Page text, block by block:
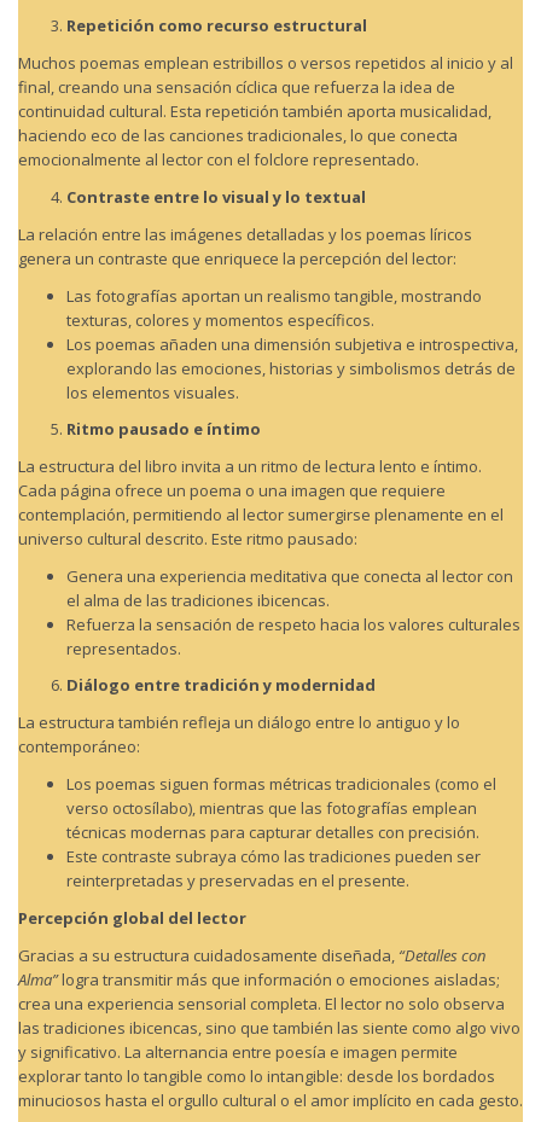
Repetición como recurso estructural
Muchos poemas emplean estribillos o versos repetidos al inicio y al
final, creando una sensación cíclica que refuerza la idea de
continuidad cultural. Esta repetición también aporta musicalidad,
haciendo eco de las canciones tradicionales, lo que conecta
emocionalmente al lector con el folclore representado.
Contraste entre lo visual y lo textual
La relación entre las imágenes detalladas y los poemas líricos
genera un contraste que enriquece la percepción del lector:
Las fotografías aportan un realismo tangible, mostrando
texturas, colores y momentos específicos.
Los poemas añaden una dimensión subjetiva e introspectiva,
explorando las emociones, historias y simbolismos detrás de
los elementos visuales.
Ritmo pausado e íntimo
La estructura del libro invita a un ritmo de lectura lento e íntimo.
Cada página ofrece un poema o una imagen que requiere
contemplación, permitiendo al lector sumergirse plenamente en el
universo cultural descrito. Este ritmo pausado:
Genera una experiencia meditativa que conecta al lector con
el alma de las tradiciones ibicencas.
Refuerza la sensación de respeto hacia los valores culturales
representados.
Diálogo entre tradición y modernidad
La estructura también refleja un diálogo entre lo antiguo y lo
contemporáneo:
Los poemas siguen formas métricas tradicionales (como el
verso octosílabo), mientras que las fotografías emplean
técnicas modernas para capturar detalles con precisión.
Este contraste subraya cómo las tradiciones pueden ser
reinterpretadas y preservadas en el presente.
Percepción global del lector
Gracias a su estructura cuidadosamente diseñada, “Detalles con
Alma”logra transmitir más que información o emociones aisladas;
crea una experiencia sensorial completa. El lector no solo observa
las tradiciones ibicencas, sino que también las siente como algo vivo
y significativo. La alternancia entre poesía e imagen permite
explorar tanto lo tangible como lo intangible: desde los bordados
minuciosos hasta el orgullo cultural o el amor implícito en cada gesto.